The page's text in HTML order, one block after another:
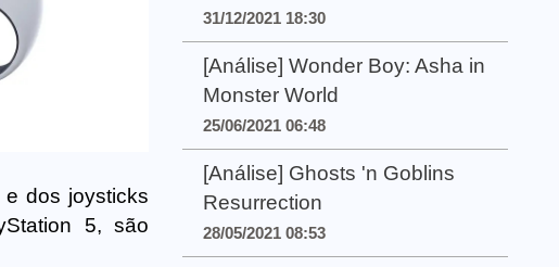
dos joysticks
5, são
31/12/2021 18:30
[Análise] Wonder Boy: Asha in
Monster World
25/06/2021 06:48
[Análise] Ghosts 'n Goblins
Resurrection
28/05/2021 08:53